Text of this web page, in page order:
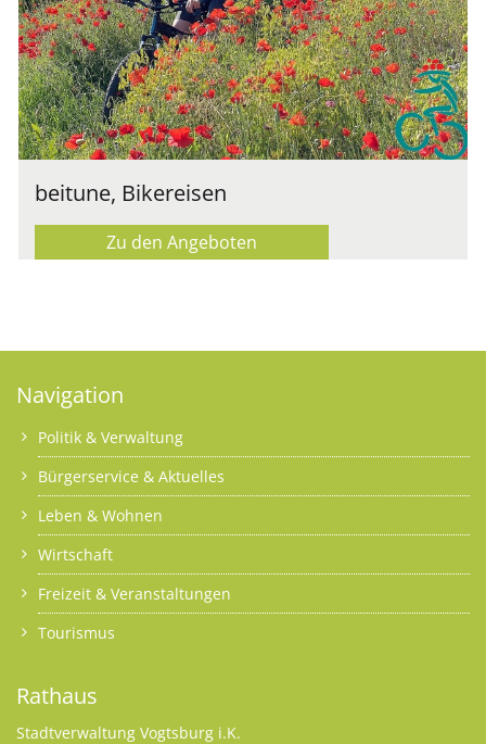
beitune, Bikereisen
Zu den Angeboten
Navigation
Politik & Verwaltung
Bürgerservice & Aktuelles
Leben & Wohnen
Wirtschaft
Freizeit & Veranstaltungen
Tourismus
Rathaus
Stadtverwaltung Vogtsburg i.K.